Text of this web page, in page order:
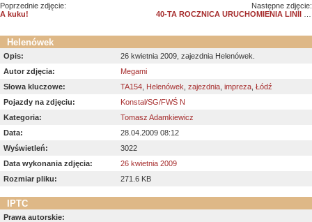
Poprzednie zdjęcie:
A kuku!
Następne zdjęcie:
40-TA ROCZNICA URUCHOMIENIA LINII 41BIS 1969-2009
Helenówek
Opis:
26 kwietnia 2009, zajezdnia Helenówek.
Autor zdjęcia:
Megami
Słowa kluczowe:
TA154 Helenówek zajezdnia impreza Łódź
Pojazdy na zdjęciu:
Konstal/SG/FWŚ N
Kategoria:
Tomasz Adamkiewicz
Data:
28.04.2009 08:12
Wyświetleń:
3022
Data wykonania zdjęcia:
26 kwietnia 2009
Rozmiar pliku:
271.6 KB
IPTC
Prawa autorskie: